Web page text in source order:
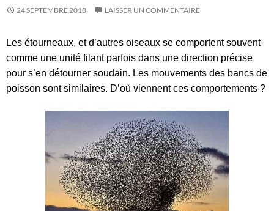
24 SEPTEMBRE 2018 LAISSER UN COMMENTAIRE
Les étourneaux, et d’autres oiseaux se comportent souvent
comme une unité filant parfois dans une direction précise
pour s’en détourner soudain. Les mouvements des bancs de
poisson sont similaires. D’où viennent ces comportements ?